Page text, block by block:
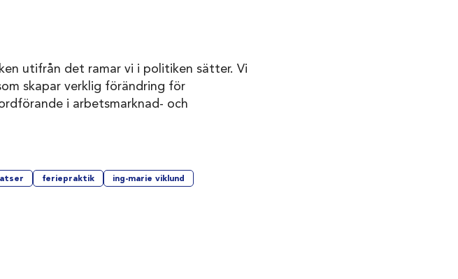
utifrån det ramar vi i politiken sätter. Vi
skapar verklig förändring för
i arbetsmarknad- och
feriepraktik
ing-marie viklund